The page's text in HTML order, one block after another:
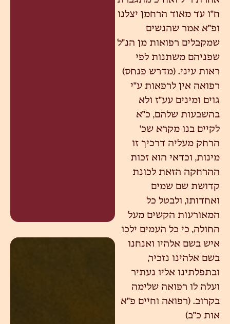
ח"ו עד מאוד הרחמן יצלנו
ופ"א אמר שהנשים
שמקבלים רפואות מן הנ"ל
שפניהם משתנות לפי
ראות עיני. (מדרש פנחס)
רפואה אין לרפאות ע"י
גוים ומינים עע"ז ולא
בהשבעות שלהם, כ"א
לקיים בנו מקרא שכ'
הרחק מעליה דרכיך זו
מינות, וכדאי הוא זכות
ההרחקה הזאת לכונת
קדושת שם שמים
ואחדותו, ולבטל כל
המאורעות הקשים מעל
החולה, כי כל העמים ילכו
איש בשם אלהיו ואנחנו
בשם אלהינו נזכיר,
ובתפלתינו אליו נעתיר
ועלה לו רפואה שלימה
בקרוב. (רפואה וחיים פ"א
אות כ"ב)